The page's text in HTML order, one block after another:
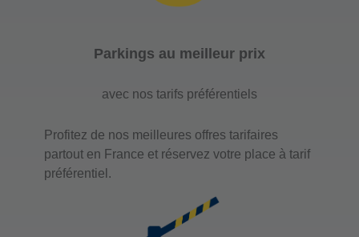
Parking Interparking
12 rue Forest
Nombre de place : 650
Hauteur maximale : 1,9
Parkings au meilleur prix
avec nos tarifs préférentiels
Profitez de nos meilleures offres tarifaires
partout en France et réservez votre place à tarif
préférentiel.